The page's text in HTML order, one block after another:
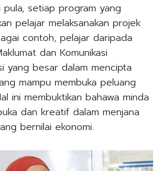
setiap program yang
pelajar melaksanakan projek
contoh, pelajar daripada
dan Komunikasi
yang besar dalam mencipta
mampu membuka peluang
ini membuktikan bahawa minda
dan kreatif dalam menjana
bernilai ekonomi.